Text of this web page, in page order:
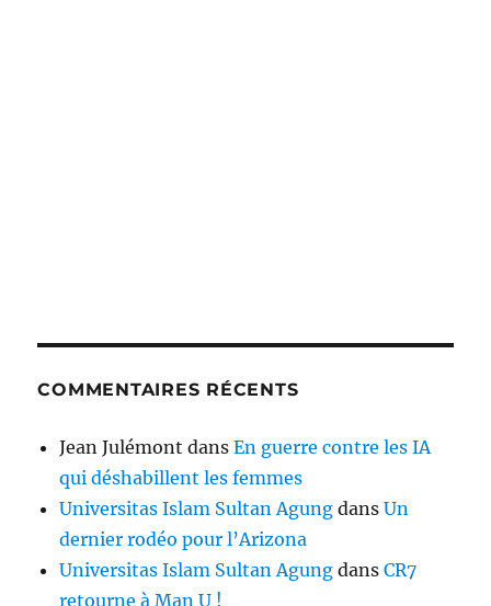
COMMENTAIRES RÉCENTS
Jean Julémont dansEn guerre contre les IA
qui déshabillent les femmes
Universitas Islam Sultan Agung dansUn
dernier rodéo pour l’Arizona
Universitas Islam Sultan Agung dansCR7
retourne à Man U !